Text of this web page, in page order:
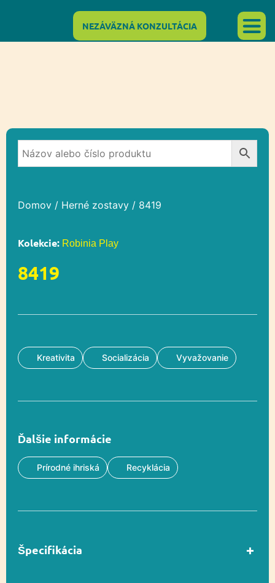
NEZÁVÄZNÁ KONZULTÁCIA
Domov / Herné zostavy / 8419
Kolekcie: Robinia Play
8419
Kreativita Socializácia Vyvažovanie
Ďalšie informácie
Prírodné ihriská Recyklácia
Špecifikácia